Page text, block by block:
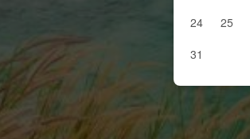
24
25
31